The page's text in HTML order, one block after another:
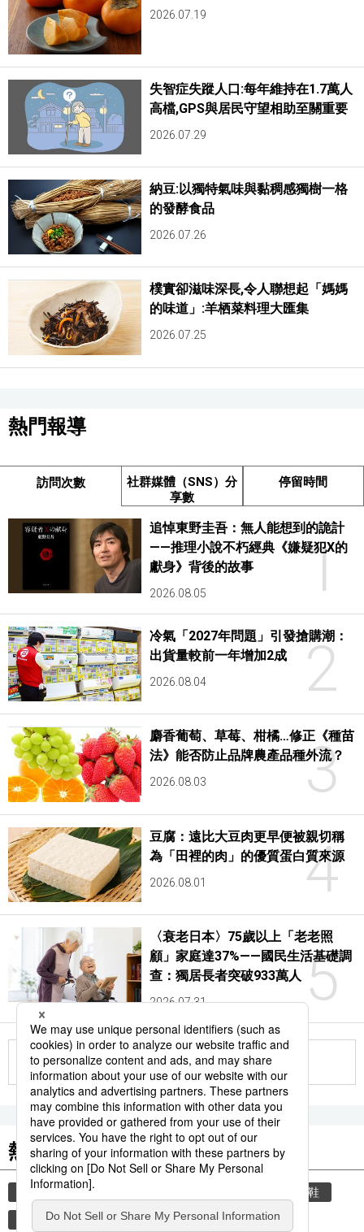
2026.07.19
失智症失蹤人口:每年維持在1.7萬人
高檔,GPS與居民守望相助至關重要
2026.07.29
納豆:以獨特氣味與黏稠感獨樹一格
的發酵食品
2026.07.26
樸實卻滋味深長,令人聯想起「媽媽
的味道」:羊栖菜料理大匯集
2026.07.25
熱門報導
訪問次數
社群媒體（SNS）分
享數
停留時間
1
追悼東野圭吾：無人能想到的詭計
——推理小說不朽經典《嫌疑犯X的
獻身》背後的故事
2026.08.05
2
冷氣「2027年問題」引發搶購潮：
出貨量較前一年增加2成
2026.08.04
3
麝香葡萄、草莓、柑橘…修正《種苗
法》能否防止品牌農產品種外流？
2026.08.03
4
豆腐：遠比大豆肉更早便被親切稱
為「田裡的肉」的優質蛋白質來源
2026.08.01
5
〈衰老日本〉75歲以上「老老照
顧」家庭達37%——國民生活基礎調
查：獨居長者突破933萬人
2026.07.31
更多
熱門關鍵詞
教育 住宅 脫鞋
觀光旅遊 國際 運動